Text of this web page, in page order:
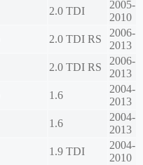
2.0 TDI
2005-
2010
2.0 TDI RS
2006-
2013
2.0 TDI RS
2006-
2013
1.6
2004-
2013
1.6
2004-
2013
1.9 TDI
2004-
2010